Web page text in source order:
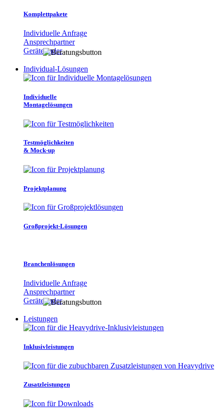
Komplettpakete
Individuelle Anfrage
Ansprechpartner
Gerätefinder
Individual-Lösungen
Individuelle
Montagelösungen
Testmöglichkeiten
& Mock-up
Projektplanung
Großprojekt-Lösungen
Branchenlösungen
Individuelle Anfrage
Ansprechpartner
Gerätefinder
Leistungen
Inklusivleistungen
Zusatzleistungen